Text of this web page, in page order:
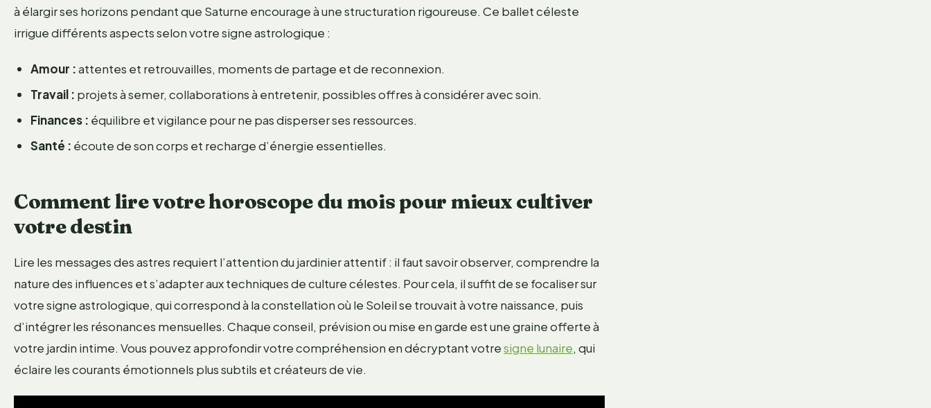
à élargir ses horizons pendant que Saturne encourage à une structuration rigoureuse. Ce ballet céleste
irrigue différents aspects selon votre signe astrologique :
Amour :attentes et retrouvailles, moments de partage et de reconnexion.
Travail : projets à semer, collaborations à entretenir, possibles offres à considérer avec soin.
Finances : équilibre et vigilance pour ne pas disperser ses ressources.
Santé : écoute de son corps et recharge d’énergie essentielles.
Comment lire votre horoscope du mois pour mieux cultiver
votre destin
Lire les messages des astres requiert l’attention du jardinier attentif : il faut savoir observer, comprendre la
nature des influences et s’adapter aux techniques de culture célestes. Pour cela, il suffit de se focaliser sur
votre signe astrologique, qui correspond à la constellation où le Soleil se trouvait à votre naissance, puis
d’intégrer les résonances mensuelles. Chaque conseil, prévision ou mise en garde est une graine offerte à
votre jardin intime. Vous pouvez approfondir votre compréhension en décryptant votresigne lunaire, qui
éclaire les courants émotionnels plus subtils et créateurs de vie.